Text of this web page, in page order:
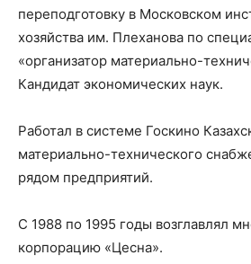
переподготовку в Московском
хозяйства им. Плеханова по
«организатор материально-
Кандидат экономических наук.
Работал в системе Госкино
материально-технического
рядом предприятий.
С 1988 по 1995 годы возглавлял
корпорацию «Цесна».